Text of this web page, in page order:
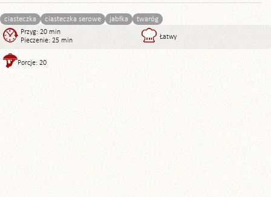
ciasteczka ciasteczka serowe jabłka twaróg
Przyg: 20 min
Pieczenie: 25 min
Łatwy
Porcje: 20